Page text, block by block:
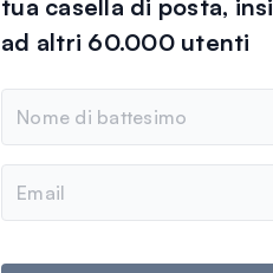
tua casella di posta,
ad altri 60.000 utenti
m
e
a
l